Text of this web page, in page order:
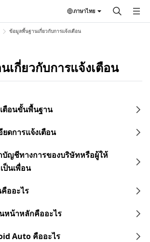
ภาษาไทย
ข้อมูลพื้นฐานเกี่ยวกับการแจ้งเตือน
เกี่ยวกับการแจ้งเตือน
ตือนขั้นพื้นฐาน
ยดการแจ้งเตือน
บัญชีทางการของบริษัทหรือผู้ให้
ป็นเพื่อน
ออะไร
หน้าหลักคืออะไร
Auto คืออะไร